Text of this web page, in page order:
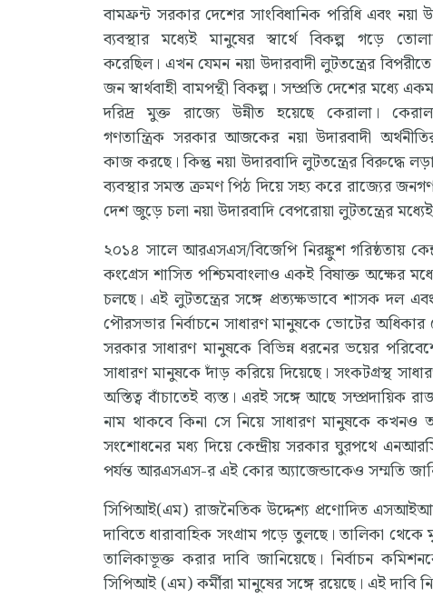
বামফ্রন্ট সরকার দেশের সাংবিধানিক পরিধি এবং নয়া
ব্যবস্থার মধ্যেই মানুষের স্বার্থে বিকল্প গড়ে
করেছিল। এখন যেমন নয়া উদারবাদী লুটতন্ত্রের
জন স্বার্থবাহী বামপন্থী বিকল্প। সম্প্রতি দেশের মধ্যে
দরিদ্র মুক্ত রাজ্যে উন্নীত হয়েছে কেরালা।
গণতান্ত্রিক সরকার আজকের নয়া উদারবাদী
কাজ করছে। কিন্তু নয়া উদারবাদি লুটতন্ত্রের বিরুদ্ধে
ব্যবস্থার সমস্ত ক্রমণ পিঠ দিয়ে সহ্য করে রাজ্যের
দেশ জুড়ে চলা নয়া উদারবাদি বেপরোয়া লুটতন্ত্রের
২০১৪ সালে আরএসএস/বিজেপি নিরঙ্কুশ গরিষ্ঠতায়
কংগ্রেস শাসিত পশ্চিমবাংলাও একই বিষাক্ত অক্ষের
চলছে। এই লুটতন্ত্রের সঙ্গে প্রত্যক্ষভাবে শাসক দল
পৌরসভার নির্বাচনে সাধারণ মানুষকে ভোটের অধিকার
সরকার সাধারণ মানুষকে বিভিন্ন ধরনের ভয়ের
সাধারণ মানুষকে দাঁড় করিয়ে দিয়েছে। সংকটগ্রস্থ
অস্তিত্ব বাঁচাতেই ব্যস্ত। এরই সঙ্গে আছে সম্প্রদায়িক
নাম থাকবে কিনা সে নিয়ে সাধারণ মানুষকে
সংশোধনের মধ্য দিয়ে কেন্দ্রীয় সরকার ঘুরপথে
পর্যন্ত আরএসএস-র এই কোর অ্যাজেন্ডাকেও সম্মতি
সিপিআই(এম) রাজনৈতিক উদ্দেশ্য প্রণোদিত এসআইআর-
দাবিতে ধারাবাহিক সংগ্রাম গড়ে তুলছে। তালিকা
তালিকাভূক্ত করার দাবি জানিয়েছে। নির্বাচন
সিপিআই (এম) কর্মীরা মানুষের সঙ্গে রয়েছে। এই দাবি